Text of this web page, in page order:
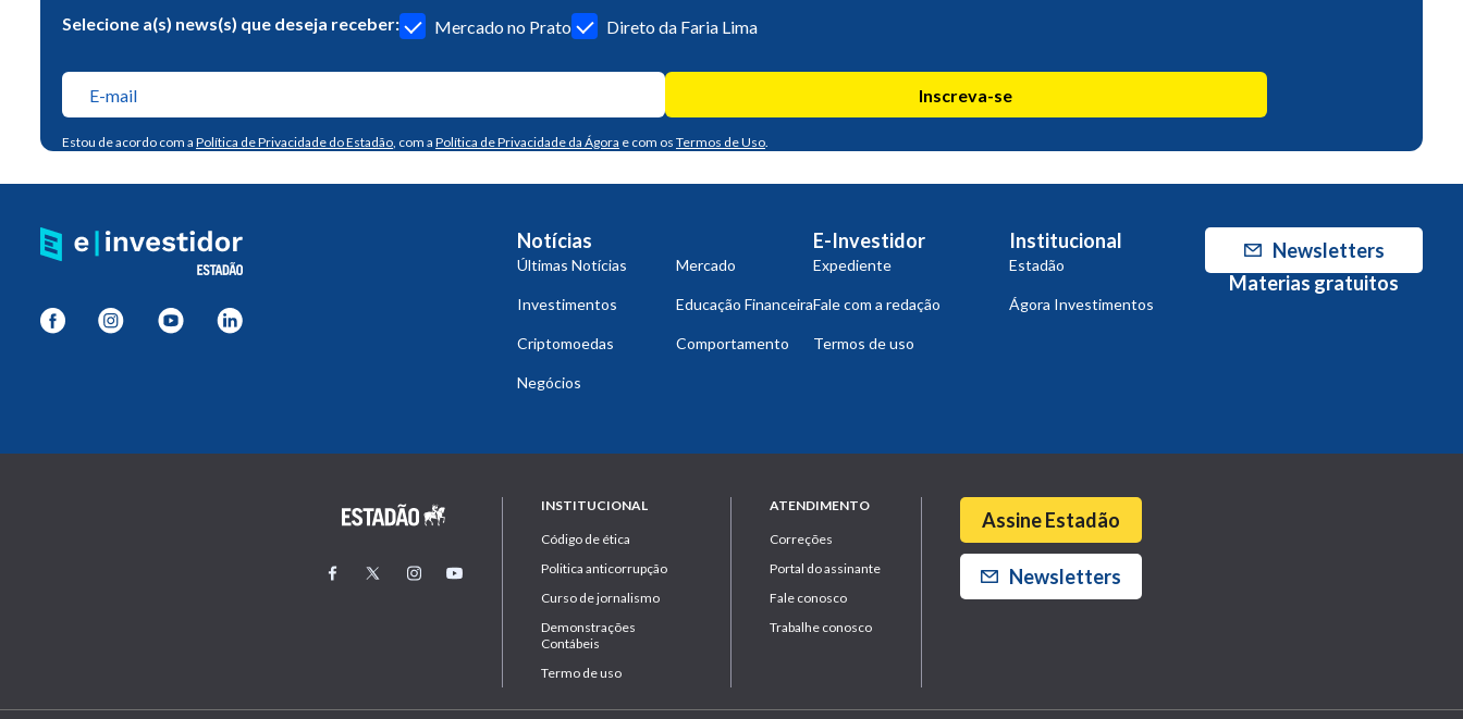
Selecione a(s) news(s) que deseja receber: Mercado no Prato Direto da Faria Lima
Inscreva-se
Estou de acordo com a Política de Privacidade do Estadão, com a Política de Privacidade da Ágora e com os Termos de Uso.
Notícias
Últimas Notícias Mercado
Investimentos Educação Financeira
Criptomoedas Comportamento
Negócios
E-Investidor
Expediente
Fale com a redação
Termos de uso
Institucional
Estadão
Ágora Investimentos
Newsletters
Materias gratuitos
INSTITUCIONAL
Código de ética
Politica anticorrupção
Curso de jornalismo
Demonstrações
Contábeis
Termo de uso
ATENDIMENTO
Correções
Portal do assinante
Fale conosco
Trabalhe conosco
Assine Estadão
Newsletters